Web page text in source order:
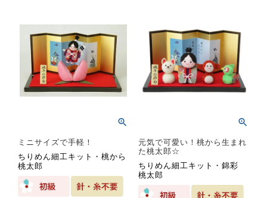
ミニサイズで手軽！
ちりめん細工キット・桃から
桃太郎
元気で可愛い！桃から生まれ
た桃太郎☆
ちりめん細工キット・錦彩
桃太郎